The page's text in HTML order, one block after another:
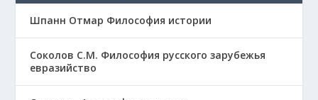
Шпанн Отмар Философия истории
Соколов С.М. Философия русского зарубежья
евразийство